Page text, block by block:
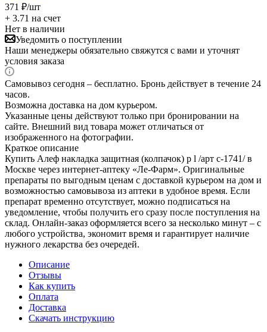
371 ₽/шт
+ 3.71 на счет
Нет в наличии
Уведомить о поступлении
Наши менеджеры обязательно свяжутся с вами и уточнят
условия заказа
Самовывоз сегодня – бесплатно. Бронь действует в течение 24
часов.
Возможна доставка на дом курьером.
Указанные цены действуют только при бронировании на
сайте. Внешний вид товара может отличаться от
изображенного на фотографии.
Краткое описание
Купить Алеф накладка защитная (колпачок) р l /арт с-1741/ в
Москве через интернет-аптеку «Ле-Фарм». Оригинальные
препараты по выгодным ценам с доставкой курьером на дом и
возможностью самовывоза из аптеки в удобное время. Если
препарат временно отсутствует, можно подписаться на
уведомление, чтобы получить его сразу после поступления на
склад. Онлайн-заказ оформляется всего за несколько минут – с
любого устройства, экономит время и гарантирует наличие
нужного лекарства без очередей.
Описание
Отзывы
Как купить
Оплата
Доставка
Скачать инструкцию